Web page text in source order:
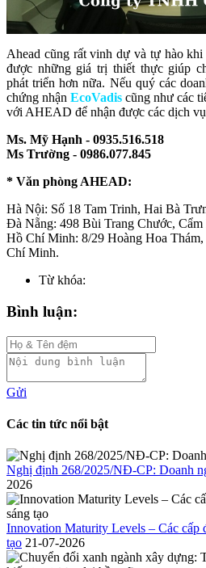
Ahead cũng rất vinh dự và tự hào
được những giá trị thiết thực giúp
phát triển hơn nữa. Nếu quý các
chứng nhận EcoVadis cũng như các
với AHEAD để nhận được các dịch
Ms. Mỹ Hạnh - 0935.516.518
Ms Trường - 0986.077.845
* Văn phòng AHEAD:
Hà Nội: Số 18 Tam Trinh, Hai Bà
Đà Nẵng: 498 Bùi Trang Chước,
Hồ Chí Minh: 8/29 Hoàng Hoa
Chí Minh.
Từ khóa:
Bình luận:
Gửi
Các tin tức nổi bật
Nghị định 268/2025/NĐ-CP: Doanh
2026
Innovation Maturity Levels – Các cấp
tạo 21-07-2026